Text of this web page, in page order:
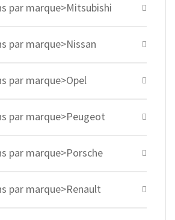
par marque>Mitsubishi
par marque>Nissan
par marque>Opel
par marque>Peugeot
par marque>Porsche
par marque>Renault